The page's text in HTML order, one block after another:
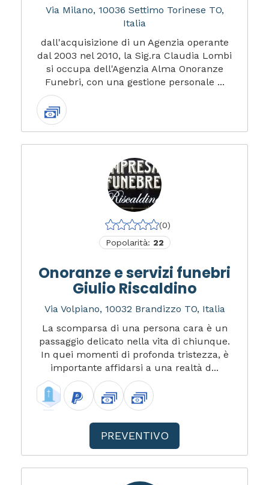
Via Milano, 10036 Settimo Torinese TO,
Italia
dall'acquisizione di un Agenzia operante
dal 2003 nel 2010, la Sig.ra Claudia Lombi
si occupa dell'Agenzia Alma Onoranze
Funebri, con una gestione personale ...
(0)
Popolarità: 22
Onoranze e servizi funebri
Giulio Riscaldino
Via Volpiano, 10032 Brandizzo TO, Italia
La scomparsa di una persona cara è un
passaggio delicato nella vita di chiunque.
In quei momenti di profonda tristezza, è
importante affidarsi a una realtà d...
PREVENTIVO